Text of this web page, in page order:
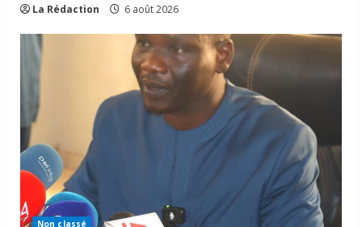
La Rédaction 6 août 2026
Non classé